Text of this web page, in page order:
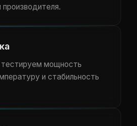
мощность
и стабильность